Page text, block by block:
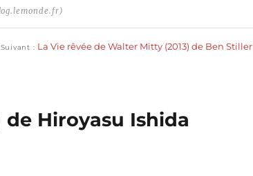
Suivant La Vie rêvée de Walter Mitty (2013) de Ben Stiller
de Hiroyasu Ishida